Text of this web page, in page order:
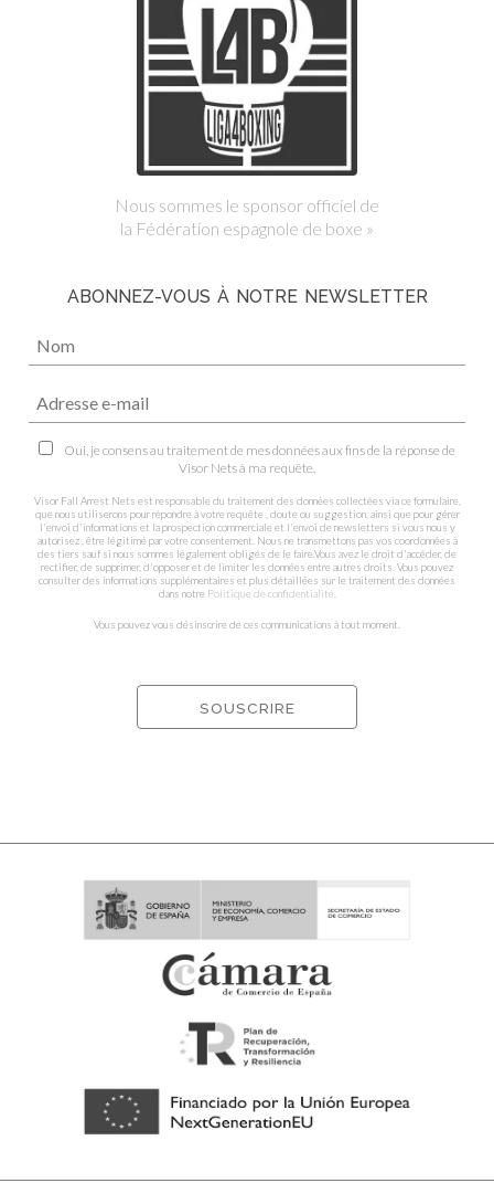
Nous sommes le sponsor officiel de
la Fédération espagnole de boxe »
ABONNEZ-VOUS À NOTRE NEWSLETTER
Oui, je consens au traitement de mes données aux fins de la réponse de
Visor Nets à ma requête.
Visor Fall Arrest Nets est responsable du traitement des données collectées via ce formulaire,
que nous utiliserons pour répondre à votre requête , doute ou suggestion, ainsi que pour gérer
l'envoi d'informations et la prospection commerciale et l'envoi de newsletters si vous nous y
autorisez , être légitimé par votre consentement. Nous ne transmettons pas vos coordonnées à
des tiers sauf si nous sommes légalement obligés de le faire.Vous avez le droit d'accéder, de
rectifier, de supprimer, d'opposer et de limiter les données entre autres droits. Vous pouvez
consulter des informations supplémentaires et plus détaillées sur le traitement des données
dans notre Politique de confidentialité
Vous pouvez vous désinscrire de ces communications à tout moment.